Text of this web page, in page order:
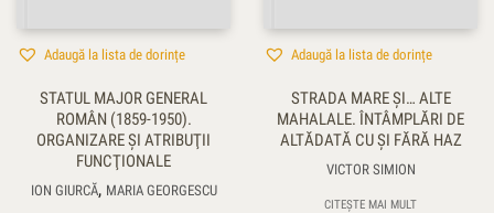
Adaugă la lista de dorințe
STATUL MAJOR GENERAL
ROMÂN (1859-1950).
ORGANIZARE ŞI ATRIBUŢII
FUNCŢIONALE
ION GIURCĂ, MARIA GEORGESCU
Adaugă la lista de dorințe
STRADA MARE ŞI… ALTE
MAHALALE. ÎNTÂMPLĂRI DE
ALTĂDATĂ CU ŞI FĂRĂ HAZ
VICTOR SIMION
CITEȘTE MAI MULT